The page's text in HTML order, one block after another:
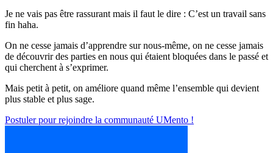
Je ne vais pas être rassurant mais il faut le dire : C’est un travail sans
fin haha.
On ne cesse jamais d’apprendre sur nous-même, on ne cesse jamais
de découvrir des parties en nous qui étaient bloquées dans le passé et
qui cherchent à s’exprimer.
Mais petit à petit, on améliore quand même l’ensemble qui devient
plus stable et plus sage.
Postuler pour rejoindre la communauté UMento !
communauté UMento !